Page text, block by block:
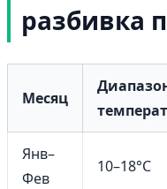
разбивка
Месяц
Янв–
Фев
10–18°C